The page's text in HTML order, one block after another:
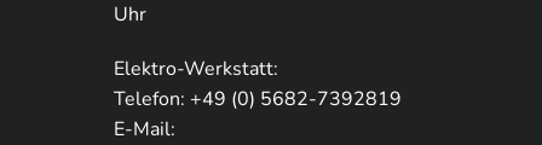
Uhr
Elektro-Werkstatt:
Telefon: +49 (0) 5682-7392819
E-Mail: